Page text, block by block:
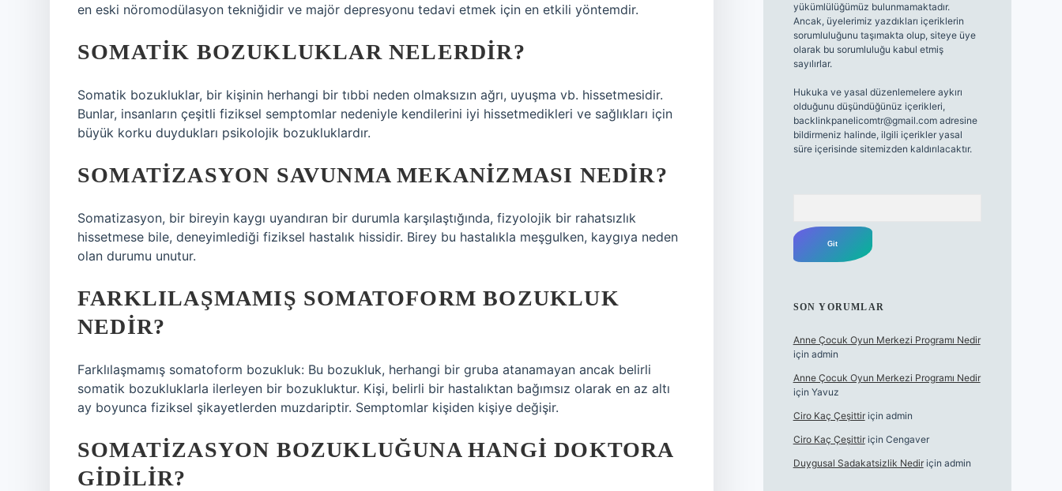
en eski nöromodülasyon tekniğidir ve majör depresyonu tedavi etmek için en etkili yöntemdir.
SOMATIK BOZUKLUKLAR NELERDIR?
Somatik bozukluklar, bir kişinin herhangi bir tıbbi neden olmaksızın ağrı, uyuşma vb. hissetmesidir.
Bunlar, insanların çeşitli fiziksel semptomlar nedeniyle kendilerini iyi hissetmedikleri ve sağlıkları için
büyük korku duydukları psikolojik bozukluklardır.
SOMATIZASYON SAVUNMA MEKANIZMASI NEDIR?
Somatizasyon, bir bireyin kaygı uyandıran bir durumla karşılaştığında, fizyolojik bir rahatsızlık
hissetmese bile, deneyimlediği fiziksel hastalık hissidir. Birey bu hastalıkla meşgulken, kaygıya neden
olan durumu unutur.
FARKLILAŞMAMIŞ SOMATOFORM BOZUKLUK
NEDIR?
Farklılaşmamış somatoform bozukluk: Bu bozukluk, herhangi bir gruba atanamayan ancak belirli
somatik bozukluklarla ilerleyen bir bozukluktur. Kişi, belirli bir hastalıktan bağımsız olarak en az altı
ay boyunca fiziksel şikayetlerden muzdariptir. Semptomlar kişiden kişiye değişir.
SOMATIZASYON BOZUKLUĞUNA HANGI DOKTORA
GIDILIR?
yükümlülüğümüz bulunmamaktadır.
Ancak, üyelerimiz yazdıkları içeriklerin
sorumluluğunu taşımakta olup, siteye üye
olarak bu sorumluluğu kabul etmiş
sayılırlar.
Hukuka ve yasal düzenlemelere aykırı
olduğunu düşündüğünüz içerikleri,
backlinkpanelicomtr@gmail.comadresine
bildirmeniz halinde, ilgili içerikler yasal
süre içerisinde sitemizden kaldırılacaktır.
SON YORUMLAR
Anne Çocuk Oyun Merkezi Programı Nedir
için admin
Anne Çocuk Oyun Merkezi Programı Nedir
için Yavuz
Ciro Kaç Çeşittiriçin admin
Ciro Kaç Çeşittiriçin Cengaver
Duygusal Sadakatsizlik Nediriçin admin